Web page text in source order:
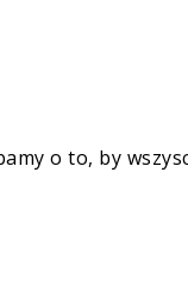
o to, by